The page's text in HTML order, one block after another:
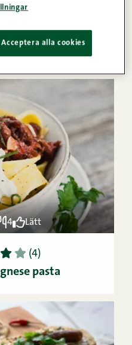
5
batat-lins­sallad
4 Lätt
4 5 (4)
pasta
Acceptera alla cookies